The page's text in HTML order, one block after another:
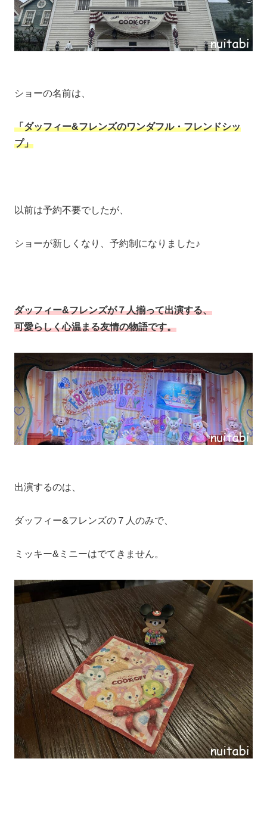
ショーの名前は、
「ダッフィー&フレンズのワンダフル・フレンドシッ
プ」
以前は予約不要でしたが、
ショーが新しくなり、予約制になりました♪
ダッフィー&フレンズが７人揃って出演する、
可愛らしく心温まる友情の物語です。
出演するのは、
ダッフィー&フレンズの７人のみで、
ミッキー&ミニーはでてきません。